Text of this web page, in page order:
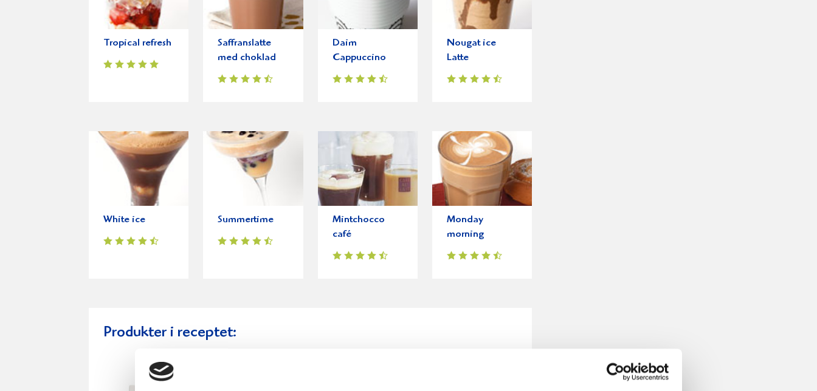
Tropical refresh
Saffranslatte
med choklad
Daim
Cappuccino
Nougat ice
Latte
White ice Summertime
Mintchocco
café
Monday
morning
Produkter i receptet: